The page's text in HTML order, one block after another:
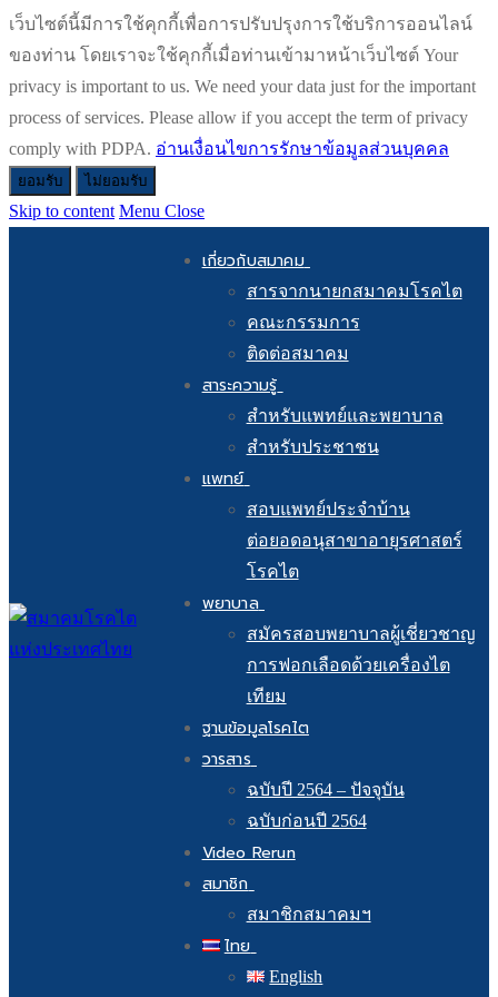
เว็บไซต์นี้มีการใช้คุกกี้เพื่อการปรับปรุงการใช้บริการออนไลน์
ของท่าน โดยเราจะใช้คุกกี้เมื่อท่านเข้ามาหน้าเว็บไซต์ Your
privacy is important to us. We need your data just for the important
process of services. Please allow if you accept the term of privacy
comply with PDPA. อ่านเงื่อนไขการรักษาข้อมูลส่วนบุคคล
ยอมรับ ไม่ยอมรับ
Skip to content Menu Close
เกี่ยวกับสมาคม
สารจากนายกสมาคมโรคไต
คณะกรรมการ
ติดต่อสมาคม
สาระความรู้
สำหรับแพทย์และพยาบาล
สำหรับประชาชน
แพทย์
สอบแพทย์ประจำบ้าน
ต่อยอดอนุสาขาอายุรศาสตร์
โรคไต
พยาบาล
สมัครสอบพยาบาลผู้เชี่ยวชาญ
การฟอกเลือดด้วยเครื่องไต
เทียม
ฐานข้อมูลโรคไต
วารสาร
ฉบับปี 2564 – ปัจจุบัน
ฉบับก่อนปี 2564
Video Rerun
สมาชิก
สมาชิกสมาคมฯ
ไทย
English